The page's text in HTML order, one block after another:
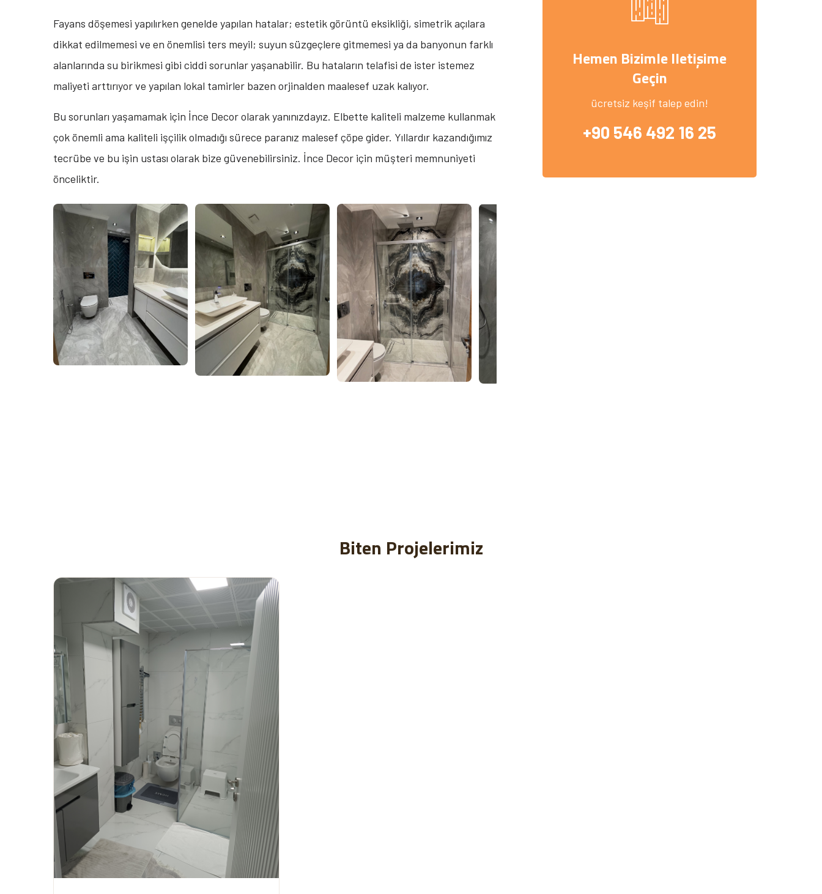
Fayans döşemesi yapılırken genelde yapılan hatalar; estetik görüntü eksikliği, simetrik açılara
dikkat edilmemesi ve en önemlisi ters meyil; suyun süzgeçlere gitmemesi ya da banyonun farklı
alanlarında su birikmesi gibi ciddi sorunlar yaşanabilir. Bu hataların telafisi de ister istemez
maliyeti arttırıyor ve yapılan lokal tamirler bazen orjinalden maalesef uzak kalıyor.
Bu sorunları yaşamamak için İnce Decor olarak yanınızdayız. Elbette kaliteli malzeme kullanmak
çok önemli ama kaliteli işçilik olmadığı sürece paranız malesef çöpe gider. Yıllardır kazandığımız
tecrübe ve bu işin ustası olarak bize güvenebilirsiniz. İnce Decor için müşteri memnuniyeti
önceliktir.
Hemen Bizimle Iletişime
Geçin
ücretsiz keşif talep edin!
+90 546 492 16 25
Biten Projelerimiz